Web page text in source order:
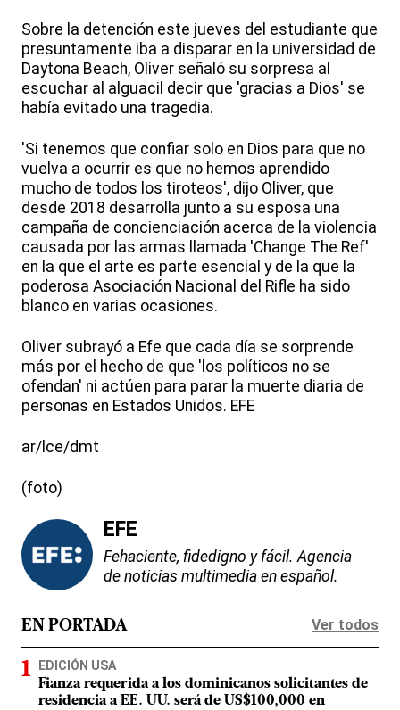
Sobre la detención este jueves del estudiante que
presuntamente iba a disparar en la universidad de
Daytona Beach, Oliver señaló su sorpresa al
escuchar al alguacil decir que 'gracias a Dios' se
había evitado una tragedia.
'Si tenemos que confiar solo en Dios para que no
vuelva a ocurrir es que no hemos aprendido
mucho de todos los tiroteos', dijo Oliver, que
desde 2018 desarrolla junto a su esposa una
campaña de concienciación acerca de la violencia
causada por las armas llamada 'Change The Ref'
en la que el arte es parte esencial y de la que la
poderosa Asociación Nacional del Rifle ha sido
blanco en varias ocasiones.
Oliver subrayó a Efe que cada día se sorprende
más por el hecho de que 'los políticos no se
ofendan' ni actúen para parar la muerte diaria de
personas en Estados Unidos. EFE
ar/lce/dmt
(foto)
EFE
Fehaciente, fidedigno y fácil. Agencia
de noticias multimedia en español.
EN PORTADA Ver todos
EDICIÓN USA
Fianza requerida a los dominicanos solicitantes de
residencia a EE. UU. será de US$100,000 en